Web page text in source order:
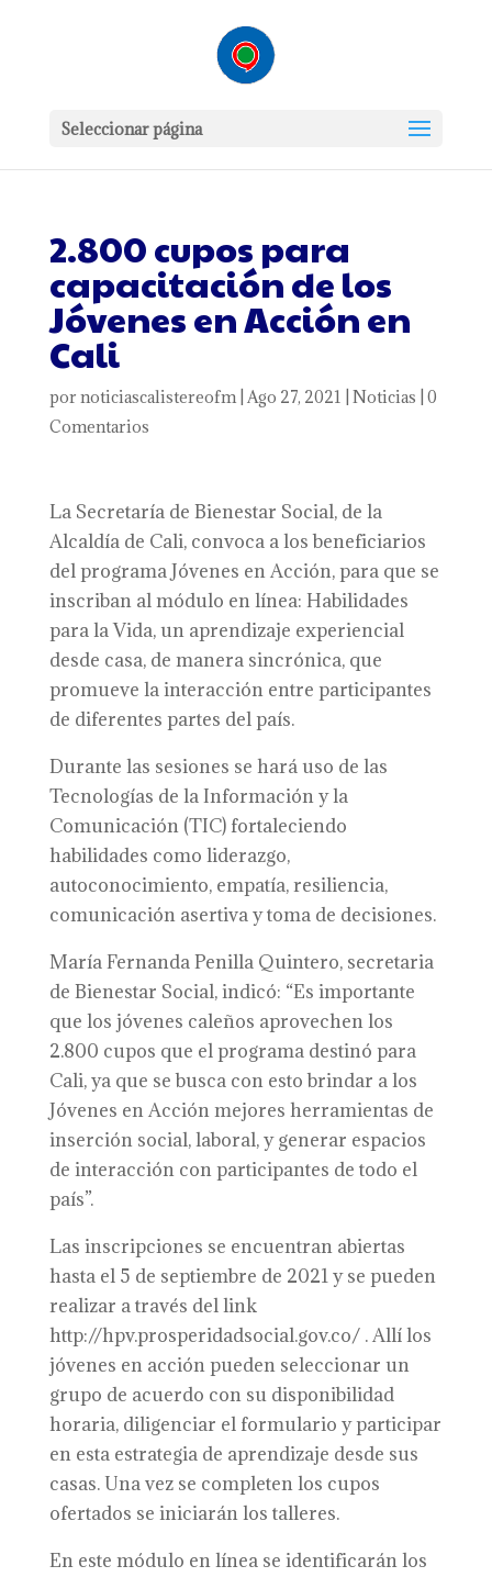
Seleccionar página
2.800 cupos para
capacitación de los
Jóvenes en Acción en
Cali
por noticiascalistereofm| Ago 27, 2021 Noticias 0
Comentarios
La Secretaría de Bienestar Social, de la
Alcaldía de Cali, convoca a los beneficiarios
del programa Jóvenes en Acción, para que se
inscriban al módulo en línea: Habilidades
para la Vida, un aprendizaje experiencial
desde casa, de manera sincrónica, que
promueve la interacción entre participantes
de diferentes partes del país.
Durante las sesiones se hará uso de las
Tecnologías de la Información y la
Comunicación (TIC) fortaleciendo
habilidades como liderazgo,
autoconocimiento, empatía, resiliencia,
comunicación asertiva y toma de decisiones.
María Fernanda Penilla Quintero, secretaria
de Bienestar Social, indicó: “Es importante
que los jóvenes caleños aprovechen los
2.800 cupos que el programa destinó para
Cali, ya que se busca con esto brindar a los
Jóvenes en Acción mejores herramientas de
inserción social, laboral, y generar espacios
de interacción con participantes de todo el
país”.
Las inscripciones se encuentran abiertas
hasta el 5 de septiembre de 2021 y se pueden
realizar a través del link
http://hpv.prosperidadsocial.gov.co/ . Allí los
jóvenes en acción pueden seleccionar un
grupo de acuerdo con su disponibilidad
horaria, diligenciar el formulario y participar
en esta estrategia de aprendizaje desde sus
casas. Una vez se completen los cupos
ofertados se iniciarán los talleres.
En este módulo en línea se identificarán los